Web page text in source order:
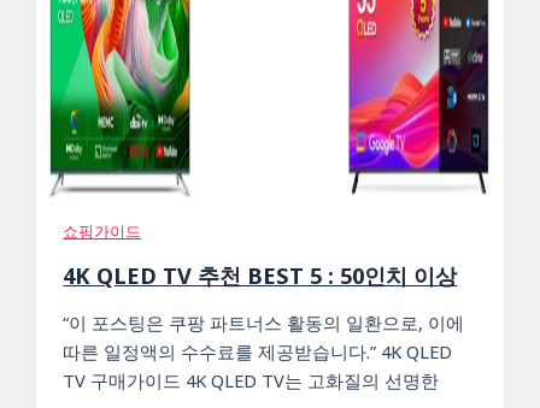
쇼핑가이드
4K QLED TV 추천 BEST 5 : 50인치 이상
“이 포스팅은 쿠팡 파트너스 활동의 일환으로, 이에
따른 일정액의 수수료를 제공받습니다.” 4K QLED
TV 구매가이드 4K QLED TV는 고화질의 선명한